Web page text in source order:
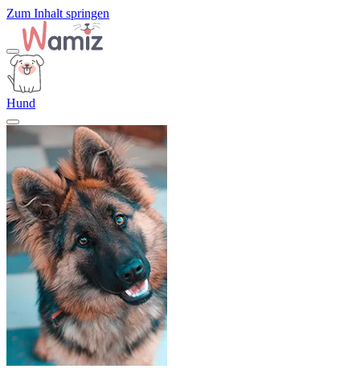
Zum Inhalt springen
Hund